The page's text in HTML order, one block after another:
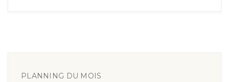
PLANNING DU MOIS